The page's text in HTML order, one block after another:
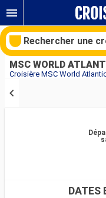
MSC WORLD
DATES
Rechercher une